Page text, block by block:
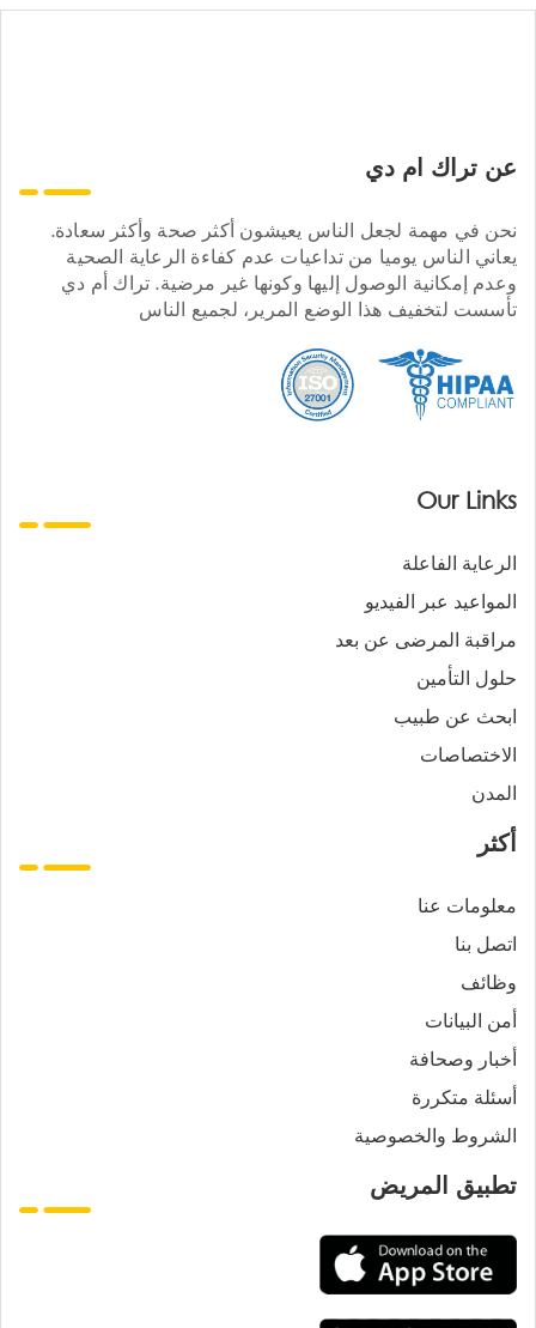
عن تراك ام دي
نحن في مهمة لجعل الناس يعيشون أكثر صحة وأكثر سعادة.
يعاني الناس يوميا من تداعيات عدم كفاءة الرعاية الصحية
وعدم إمكانية الوصول إليها وكونها غير مرضية. تراك أم دي
تأسست لتخفيف هذا الوضع المرير، لجميع الناس
Our Links
الرعاية الفاعلة
المواعيد عبر الفيديو
مراقبة المرضى عن بعد
حلول التأمين
ابحث عن طبيب
الاختصاصات
المدن
أكثر
معلومات عنا
اتصل بنا
وظائف
أمن البيانات
أخبار وصحافة
أسئلة متكررة
الشروط والخصوصية
تطبيق المريض